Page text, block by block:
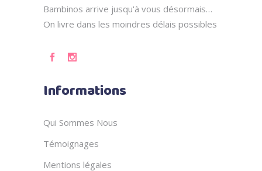
Bambinos arrive jusqu'à vous désormais…
On livre dans les moindres délais possibles
Informations
Qui Sommes Nous
Témoignages
Mentions légales